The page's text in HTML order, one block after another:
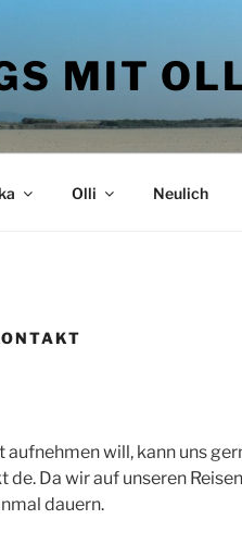
MIT
Olli Neulich
aufnehmen will, kann uns
de. Da wir auf unseren
dauern.